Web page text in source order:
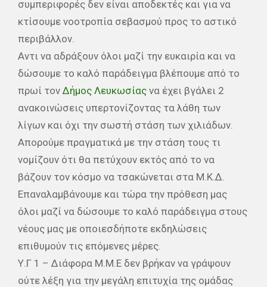
συμπεριφορές δεν είναι αποδεκτές και για να
κτίσουμε νοοτροπία σεβασμού προς το αστικό
περιβάλλον.
Αντι να αδράξουν όλοι μαζί την ευκαιρία και να
δώσουμε το καλό παράδειγμα βλέπουμε από το
πρωί τον Δήμος Λευκωσίας να έχει βγάλει 2
ανακοινώσεις υπερτονίζοντας τα λάθη των
λίγων και όχι την σωστή στάση των χιλιάδων.
Απορούμε πραγματικά με την στάση τους τι
νομίζουν ότι θα πετύχουν εκτός από το να
βάζουν τον κόσμο να τσακώνεται στα Μ.Κ.Δ.
Επαναλαμβάνουμε και τώρα την πρόθεση μας
όλοι μαζί να δώσουμε το καλό παράδειγμα στους
νέους μας με οποιεσδήποτε εκδηλώσεις
επιθυμούν τις επόμενες μέρες.
Υ.Γ 1 – Διάφορα Μ.Μ.Ε δεν βρήκαν να γράψουν
ούτε λέξη για την μεγάλη επιτυχία της ομάδας